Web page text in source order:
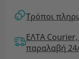
Τρόποι
ΕΛΤΑ
παραλαβή